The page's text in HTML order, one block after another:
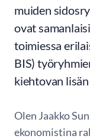
muiden
ovat
toimiessa
BIS)
kiehtovan
Olen Jaakko
ekonomistina